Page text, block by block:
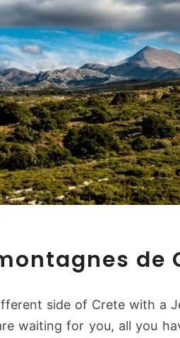
de
side of Crete with a
waiting for you, all you